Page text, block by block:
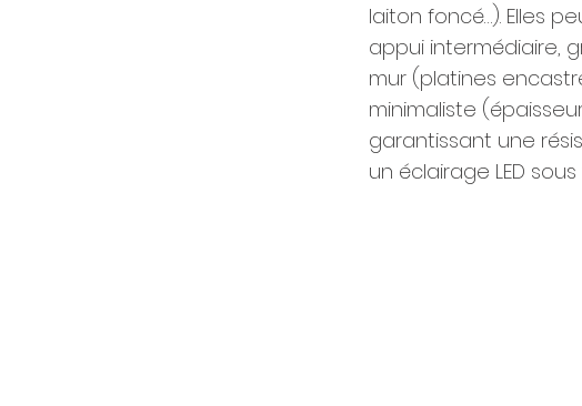
laiton foncé…). Elles
appui intermédiaire,
mur (platines
minimaliste
garantissant une
un éclairage LED